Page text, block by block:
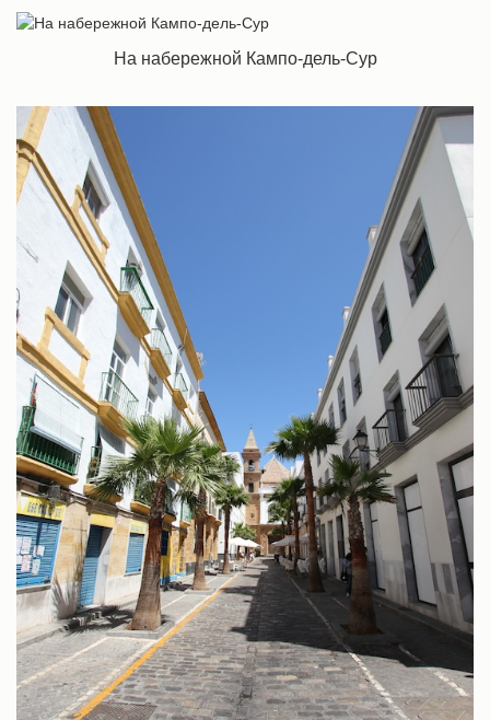
На набережной Кампо-дель-Сур